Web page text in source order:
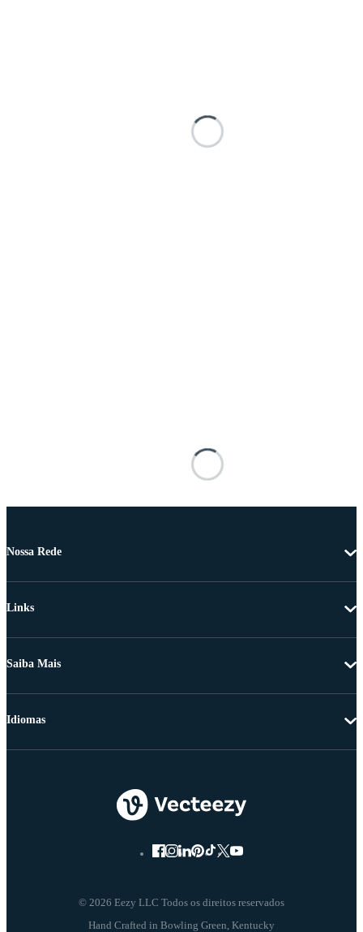
Nossa Rede
Links
Saiba Mais
© 2026 Eezy LLC Todos os direitos reservados
Idiomas